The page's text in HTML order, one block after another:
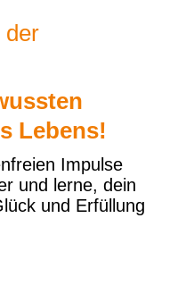
der
Lebens!
Impulse
und lerne, dein
und Erfüllung